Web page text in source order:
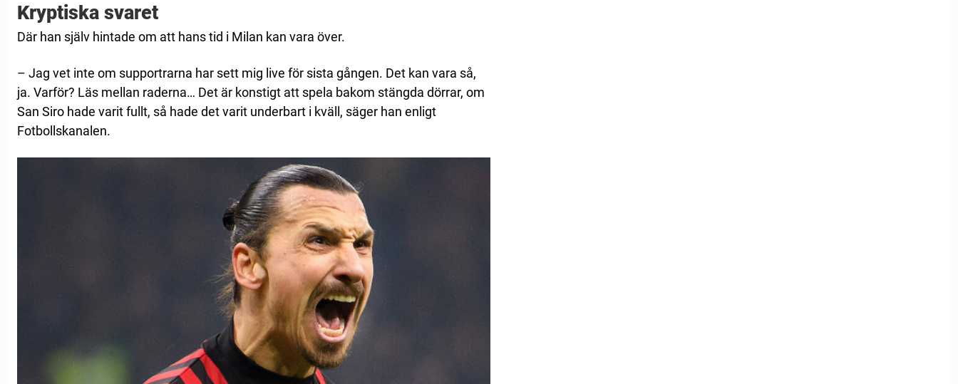
Kryptiska svaret
Där han själv hintade om att hans tid i Milan kan vara över.
– Jag vet inte om supportrarna har sett mig live för sista gången. Det kan vara så,
ja. Varför? Läs mellan raderna… Det är konstigt att spela bakom stängda dörrar, om
San Siro hade varit fullt, så hade det varit underbart i kväll, säger han enligt
Fotbollskanalen.